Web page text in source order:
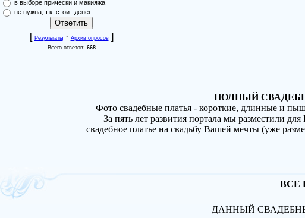
в выборе прически и макияжа
не нужна, т.к. стоит денег
[ Результаты· Архив опросов]
Всего ответов: 668
ПОЛНЫЙ
Фото свадебные платья - короткие, длинные и
За пять лет развития портала мы разместили
свадебное платье на свадьбу Вашей мечты (уже
ВСЕ
ДАННЫЙ